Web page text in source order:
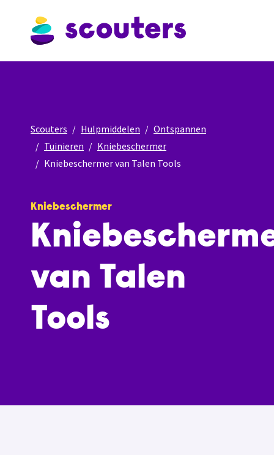
Scouters Hulpmiddelen
Ontspannen
Tuinieren
Kniebeschermer
Kniebeschermer van Talen Tools
Kniebeschermer
van Talen
Tools